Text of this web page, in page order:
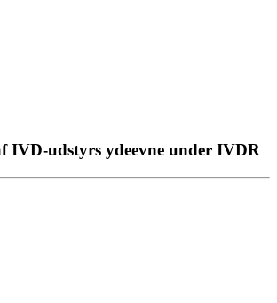
IVD-udstyrs ydeevne under IVDR